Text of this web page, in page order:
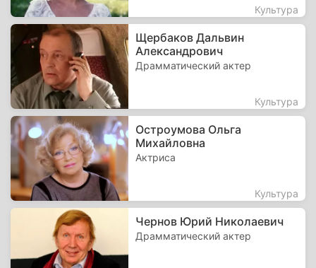
Культура
Щербаков Дальвин
Александрович
Драмматический актер
Культура
Остроумова Ольга
Михайловна
Актриса
Культура
Чернов Юрий Николаевич
Драмматический актер